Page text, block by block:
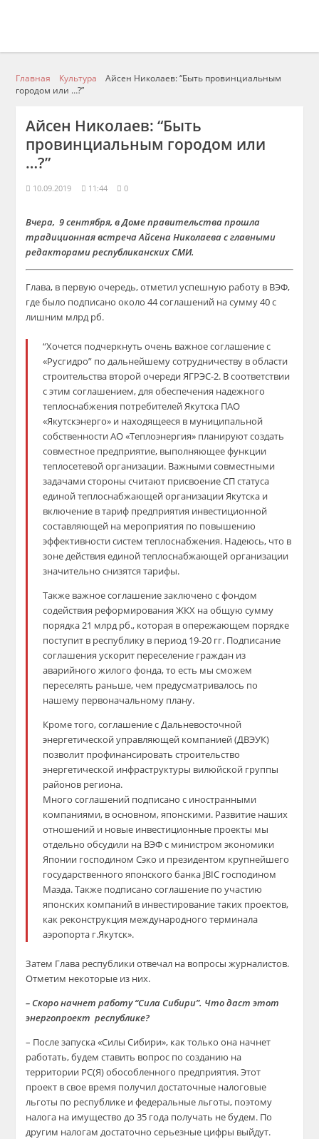
Главная Культура
Айсен Николаев: “Быть провинциальным
городом или …?”
Айсен Николаев: “Быть
провинциальным городом или
…?”
10.09.2019 11:44 0
Вчера, 9 сентября, в Доме правительства прошла
традиционная встреча Айсена Николаева с главными
редакторами республиканских СМИ.
Глава, в первую очередь, отметил успешную работу в ВЭФ,
где было подписано около 44 соглашений на сумму 40 с
лишним млрд рб.
“Хочется подчеркнуть очень важное соглашение с
«Русгидро” по дальнейшему сотрудничеству в области
строительства второй очереди ЯГРЭС-2. В соответствии
с этим соглашением, для обеспечения надежного
теплоснабжения потребителей Якутска ПАО
«Якутскэнерго» и находящееся в муниципальной
собственности АО «Теплоэнергия» планируют создать
совместное предприятие, выполняющее функции
теплосетевой организации. Важными совместными
задачами стороны считают присвоение СП статуса
единой теплоснабжающей организации Якутска и
включение в тариф предприятия инвестиционной
составляющей на мероприятия по повышению
эффективности систем теплоснабжения. Надеюсь, что в
зоне действия единой теплоснабжающей организации
значительно снизятся тарифы.
Также важное соглашение заключено с фондом
содействия реформирования ЖКХ на общую сумму
порядка 21 млрд рб., которая в опережающем порядке
поступит в республику в период 19-20 гг. Подписание
соглашения ускорит переселение граждан из
аварийного жилого фонда, то есть мы сможем
переселять раньше, чем предусматривалось по
нашему первоначальному плану.
Кроме того, соглашение с Дальневосточной
энергетической управляющей компанией (ДВЭУК)
позволит профинансировать строительство
энергетической инфраструктуры вилюйской группы
районов региона.
Много соглашений подписано с иностранными
компаниями, в основном, японскими. Развитие наших
отношений и новые инвестиционные проекты мы
отдельно обсудили на ВЭФ с министром экономики
Японии господином Сэко и президентом крупнейшего
государственного японского банка JBIC господином
Маэда. Также подписано соглашение по участию
японских компаний в инвестирование таких проектов,
как реконструкция международного терминала
аэропорта г.Якутск».
Затем Глава республики отвечал на вопросы журналистов.
Отметим некоторые из них.
– Скоро начнет работу “Сила Сибири”. Что даст этот
энергопроект республике?
– После запуска «Силы Сибири», как только она начнет
работать, будем ставить вопрос по созданию на
территории РС(Я) обособленного предприятия. Этот
проект в свое время получил достаточные налоговые
льготы по республике и федеральные льготы, поэтому
налога на имущество до 35 года получать не будем. По
другим налогам достаточно серьезные цифры выйдут.